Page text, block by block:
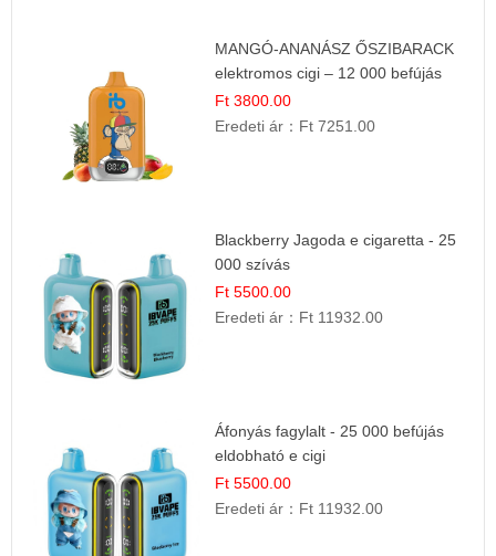
MANGÓ-ANANÁSZ ŐSZIBARACK
elektromos cigi – 12 000 befújás
Ft 3800.00
Eredeti ár： Ft 7251.00
Blackberry Jagoda e cigaretta - 25
000 szívás
Ft 5500.00
Eredeti ár： Ft 11932.00
Áfonyás fagylalt - 25 000 befújás
eldobható e cigi
Ft 5500.00
Eredeti ár： Ft 11932.00